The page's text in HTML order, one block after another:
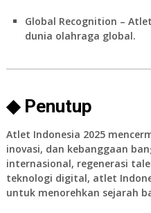
Global Recognition –
dunia olahraga global.
◆ Penutup
Atlet Indonesia 2025
inovasi, dan kebanggaan
internasional, regenerasi
teknologi digital, atlet
untuk menorehkan sejarah